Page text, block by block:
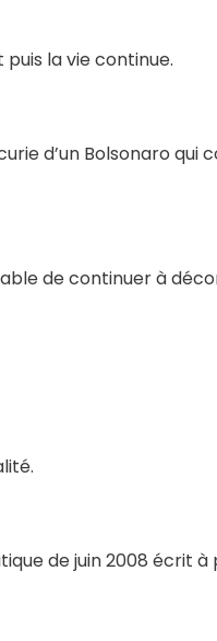
la vie continue.
d’un Bolsonaro
de continuer à
de juin 2008 écrit à